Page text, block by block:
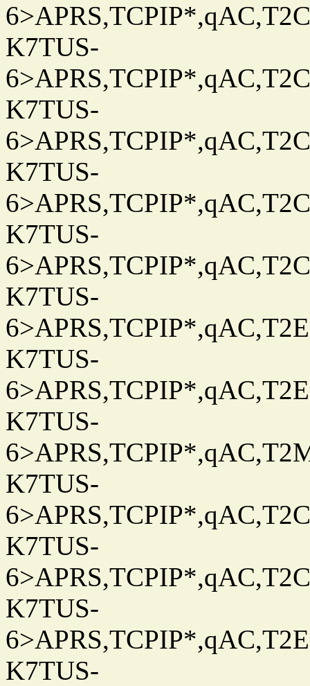
K7TUS-
K7TUS-
K7TUS-
K7TUS-
K7TUS-
K7TUS-
K7TUS-
K7TUS-
K7TUS-
K7TUS-
K7TUS-